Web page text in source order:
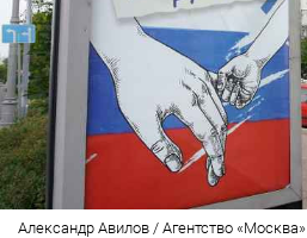
Александр Авилов / Агентство «Москва»